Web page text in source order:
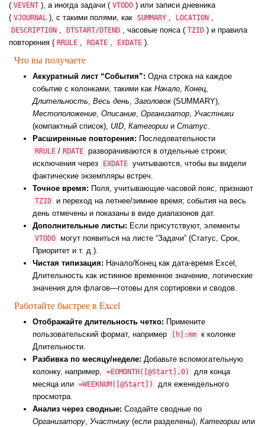
( VEVENT ), а иногда задачи ( VTODO ) или записи дневника
( VJOURNAL ), с такими полями, как SUMMARY , LOCATION ,
DESCRIPTION , DTSTART/DTEND , часовые пояса ( TZID ) и правила
повторения ( RRULE , RDATE , EXDATE ).
Что вы получаете
Аккуратный лист “События”: Одна строка на каждое
событие с колонками, такими как Начало, Конец,
Длительность, Весь день, Заголовок(SUMMARY),
Местоположение, Описание, Организатор, Участники
(компактный список), UID, Категории и Статус.
Расширенные повторения: Последовательности
RRULE / RDATE разворачиваются в отдельные строки;
исключения через
EXDATE учитываются, чтобы вы видели
фактические экземпляры встреч.
Точное время: Поля, учитывающие часовой пояс, признают
TZID и переход на летнее/зимнее время; события на весь
день отмечены и показаны в виде диапазонов дат.
Дополнительные листы: Если присутствуют, элементы
VTODO могут появиться на листе “Задачи” (Статус, Срок,
Приоритет и т. д.).
Чистая типизация: Начало/Конец как дата-время Excel,
Длительность как истинное временное значение, логические
значения для флагов—готовы для сортировки и сводов.
Работайте быстрее в Excel
Отображайте длительность четко: Примените
пользовательский формат, например
[h]:mm к колонке
Длительности.
Разбивка по месяцу/неделе: Добавьте вспомогательную
колонку, например,
=EOMONTH([@Start],0)
для конца
месяца или =WEEKNUM([@Start])
для еженедельного
просмотра.
Анализ через сводные: Создайте сводные по
Организатору, Участнику (если разделены), Категории или